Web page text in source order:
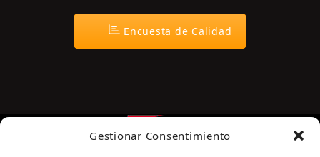
Gestionar Consentimiento
Encuesta de Calidad